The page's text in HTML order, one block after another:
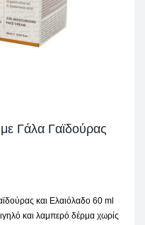
Γάλα Γαϊδούρας
και Ελαιόλαδο 60 ml
και λαμπερό δέρμα χωρίς